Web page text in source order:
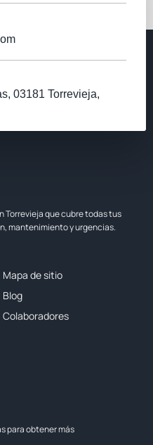
03181 Torrevieja,
Torrevieja que cubre todas tus
mantenimiento y urgencias.
Mapa de sitio
Blog
Colaboradores
para obtener más